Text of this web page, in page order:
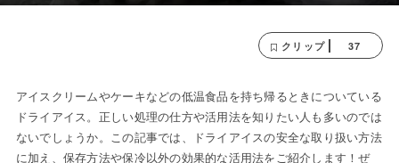
クリップ 37
アイスクリームやケーキなどの低温食品を持ち帰るときについている
ドライアイス。正しい処理の仕方や活用法を知りたい人も多いのでは
ないでしょうか。この記事では、ドライアイスの安全な取り扱い方法
に加え、保存方法や保冷以外の効果的な活用法をご紹介します！ぜ